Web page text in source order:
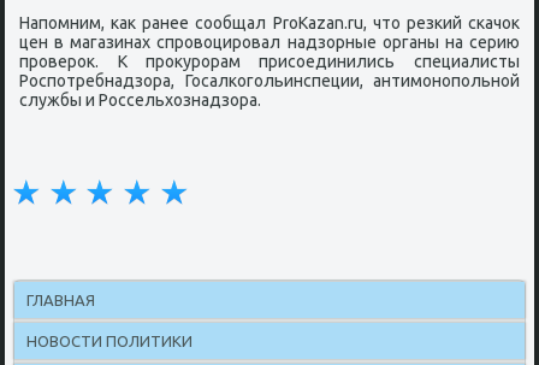
Напомним, как ранее сообщал ProKazan.ru, что резкий скачок
цен в магазинах спровоцировал надзорные органы на серию
проверок. К прокурорам присоединились специалисты
Роспотребнадзора, Госалкогольинспеции, антимонопольной
службы и Россельхознадзора.
ГЛАВНАЯ
НОВОСТИ ПОЛИТИКИ